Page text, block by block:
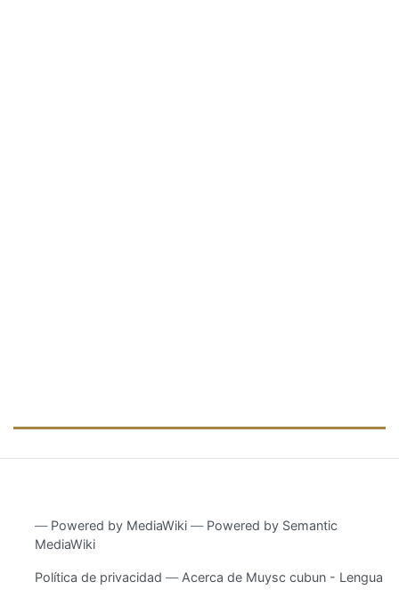
― Powered by MediaWiki ― Powered by Semantic
MediaWiki
Política de privacidad
Acerca de Muysc cubun - Lengua